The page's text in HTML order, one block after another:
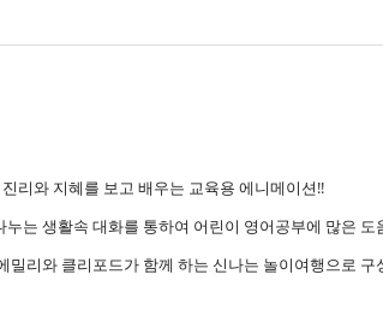
리와 지혜를 보고 배우는 교육용 에니메이션!!
는 생활속 대화를 통하여 어린이 영어공부에 많은
리와 클리포드가 함께 하는 신나는 놀이여행으로 구